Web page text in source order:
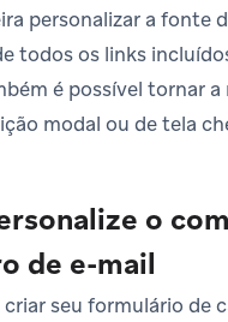
personalizar a fonte
todos os links
é possível tornar a
modal ou de tela
o
de e-mail
criar seu formulário de